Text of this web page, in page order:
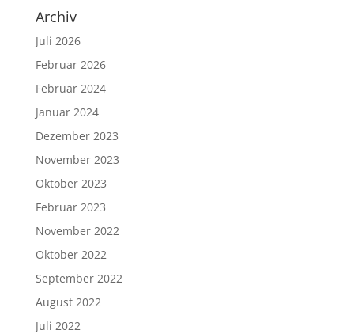
Archiv
Juli 2026
Februar 2026
Februar 2024
Januar 2024
Dezember 2023
November 2023
Oktober 2023
Februar 2023
November 2022
Oktober 2022
September 2022
August 2022
Juli 2022